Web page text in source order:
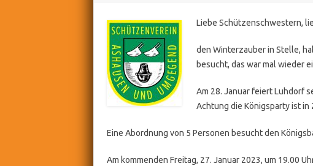
Liebe Schützenschwestern,
den Winterzauber in Stelle,
besucht, das war mal wieder
Am 28. Januar feiert Luhdorf
Achtung die Königsparty ist in
Eine Abordnung von 5 Personen besucht den
Am kommenden Freitag, 27. Januar 2023, um 19.00